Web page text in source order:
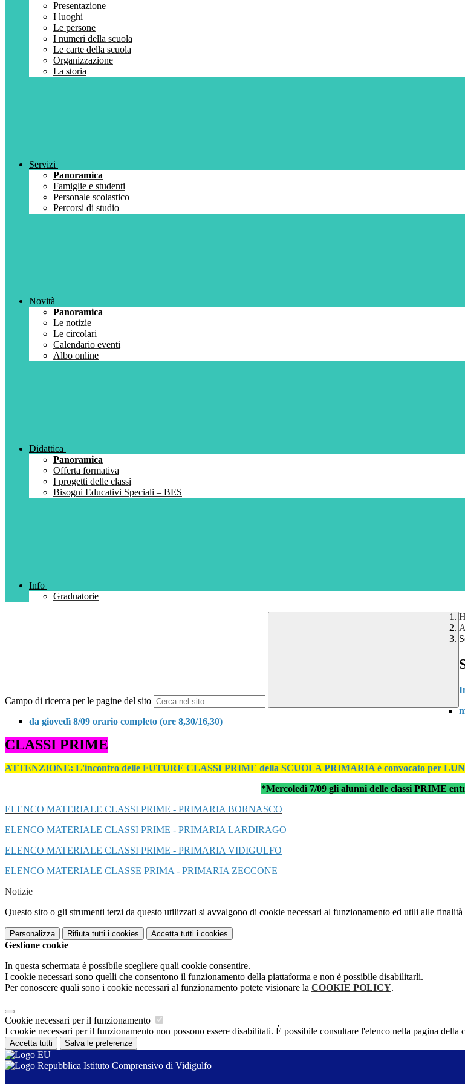
Presentazione
I luoghi
Le persone
I numeri della scuola
Le carte della scuola
Organizzazione
La storia
Servizi
Panoramica
Famiglie e studenti
Personale scolastico
Percorsi di studio
Novità
Panoramica
Le notizie
Le circolari
Calendario eventi
Albo online
Didattica
Panoramica
Offerta formativa
I progetti delle classi
Bisogni Educativi Speciali – BES
Info
Graduatorie
Campo di ricerca per le pagine del sito
da giovedì 8/09 orario completo (ore 8,30/16,30)
CLASSI PRIME
ATTENZIONE: L'incontro delle FUTURE CLASSI PRIME della SCUOLA PRIMARIA è convocato per
*Mercoledì 7/09 gli alunni delle classi PRIME
ELENCO MATERIALE CLASSI PRIME - PRIMARIA BORNASCO
ELENCO MATERIALE CLASSI PRIME - PRIMARIA LARDIRAGO
ELENCO MATERIALE CLASSI PRIME - PRIMARIA VIDIGULFO
ELENCO MATERIALE CLASSE PRIMA - PRIMARIA ZECCONE
Notizie
Questo sito o gli strumenti terzi da questo utilizzati si avvalgono di cookie necessari al funzionamento ed utili alle finalità
Personalizza Rifiuta tutti i cookies Accetta tutti i cookies
Gestione cookie
In questa schermata è possibile scegliere quali cookie consentire.
I cookie necessari sono quelli che consentono il funzionamento della piattaforma e non è possibile disabilitarli.
Per conoscere quali sono i cookie necessari al funzionamento potete visionare la COOKIE POLICY.
Cookie necessari per il funzionamento
I cookie necessari per il funzionamento non possono essere disabilitati. È possibile consultare l'elenco nella pagina della
Accetta tutti Salva le preferenze
Istituto Comprensivo di Vidigulfo